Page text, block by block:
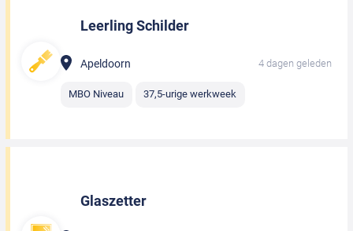
Leerling Schilder
Apeldoorn 4 dagen geleden
MBO Niveau 37,5-urige werkweek
Glaszetter